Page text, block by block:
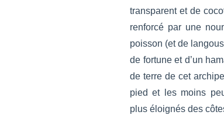
transparent et de
renforcé par une
poisson (et de
de fortune et d’un
de terre de cet
pied et les moins
plus éloignés des